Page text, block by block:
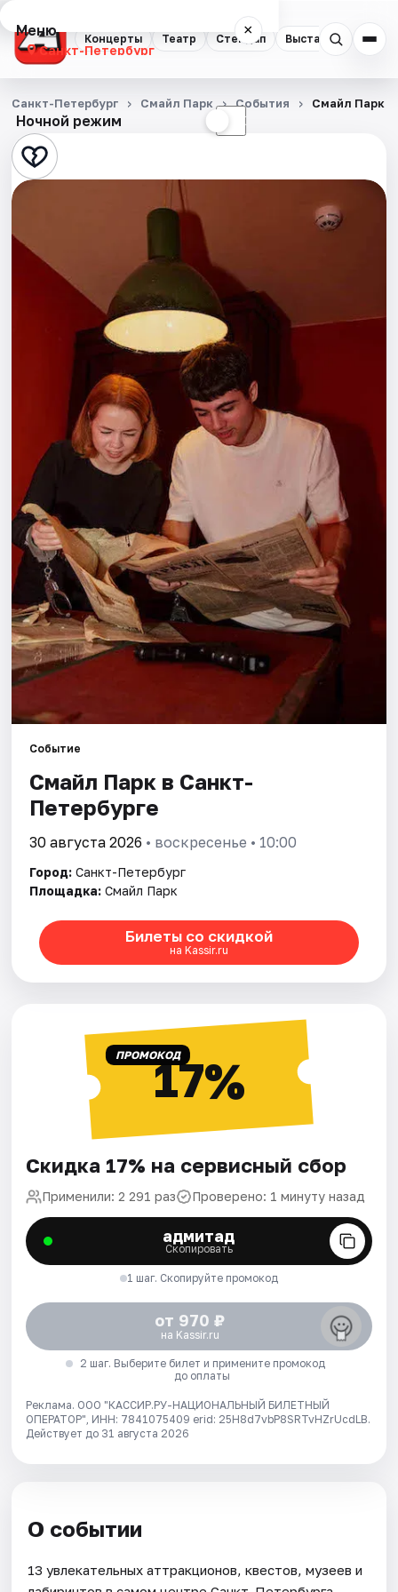
Концерты Театр Стендап Выставки
Меню ×
Санкт-Петербург
Концерты
Театр
Стендап
Квесты
Экскурсии
Города
Площадки
Артисты
Рейтинги
Ночной режим ☾
Санкт-Петербург Смайл Парк События Смайл Парк
Событие
Смайл Парк в Санкт-
Петербурге
30 августа 2026 • воскресенье • 10:00
Город: Санкт-Петербург
Площадка: Смайл Парк
Билеты со скидкой
на Kassir.ru
ПРОМОКОД17%
Скидка 17% на сервисный сбор
Применили: 2 291 раз Проверено: 1 минуту назад
адмитад
Скопировать
1 шаг. Скопируйте промокод
от 970 ₽
на Kassir.ru
2 шаг. Выберите билет и примените промокод
до оплаты
Реклама. ООО "КАССИР.РУ-НАЦИОНАЛЬНЫЙ БИЛЕТНЫЙ
ОПЕРАТОР", ИНН: 7841075409 erid: 25H8d7vbP8SRTvHZrUcdLB.
Действует до 31 августа 2026
О событии
13 увлекательных аттракционов, квестов, музеев и